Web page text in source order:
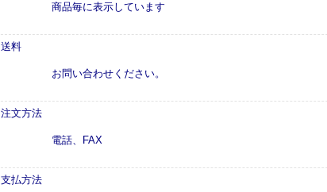
商品毎に表示しています
送料
お問い合わせください。
注文方法
電話、FAX
支払方法